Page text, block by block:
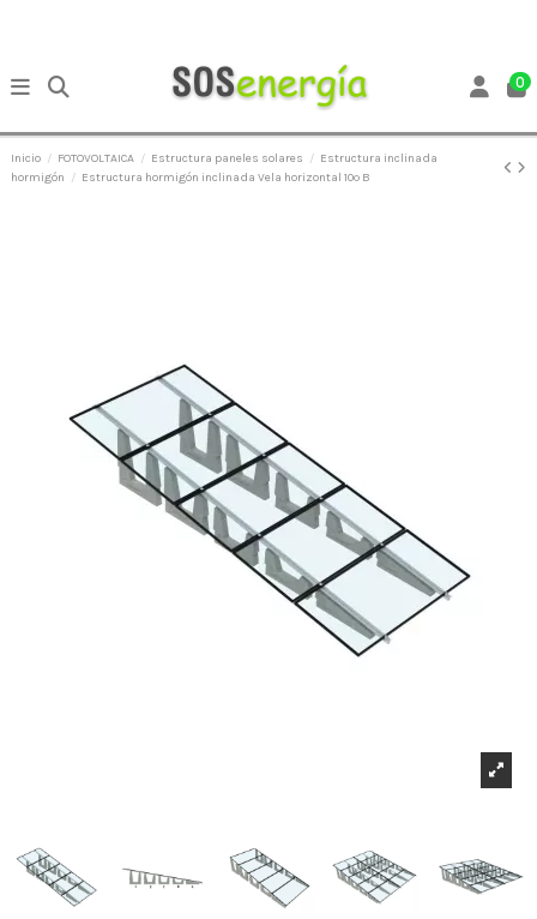
0
Inicio FOTOVOLTAICA Estructura paneles solares
Estructura inclinada
hormigón
Estructura hormigón inclinada Vela horizontal 10º B